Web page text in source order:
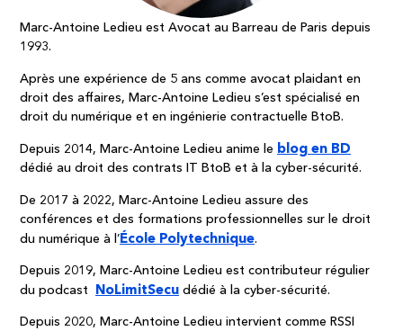
Marc-Antoine Ledieu est Avocat au Barreau de Paris depuis
1993.
Après une expérience de 5 ans comme avocat plaidant en
droit des affaires, Marc-Antoine Ledieu s’est spécialisé en
droit du numérique et en ingénierie contractuelle BtoB.
Depuis 2014, Marc-Antoine Ledieu anime le blog en BD
dédié au droit des contrats IT BtoB et à la cyber-sécurité.
De 2017 à 2022, Marc-Antoine Ledieu assure des
conférences et des formations professionnelles sur le droit
du numérique à l’École Polytechnique.
Depuis 2019, Marc-Antoine Ledieu est contributeur régulier
du podcast NoLimitSecu dédié à la cyber-sécurité.
Depuis 2020, Marc-Antoine Ledieu intervient comme RSSI